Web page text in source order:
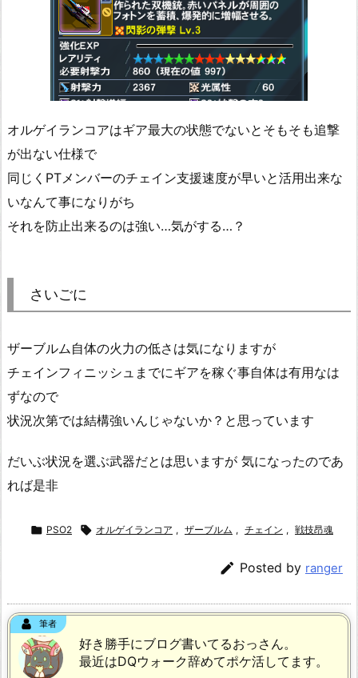
オルゲイランコアはギア最大の状態でないとそもそも追撃
が出ない仕様で
同じくPTメンバーのチェイン支援速度が早いと活用出来な
いなんて事になりがち
それを防止出来るのは強い…気がする…？
さいごに
ザーブルム自体の火力の低さは気になりますが
チェインフィニッシュまでにギアを稼ぐ事自体は有用なは
ずなので
状況次第では結構強いんじゃないか？と思っています
だいぶ状況を選ぶ武器だとは思いますが 気になったのであ
れば是非
 PSO2  オルゲイランコア , ザーブルム , チェイン , 戦技昂魂
 Posted by ranger
筆者
好き勝手にブログ書いてるおっさん。
最近はDQウォーク辞めてポケ活してます。